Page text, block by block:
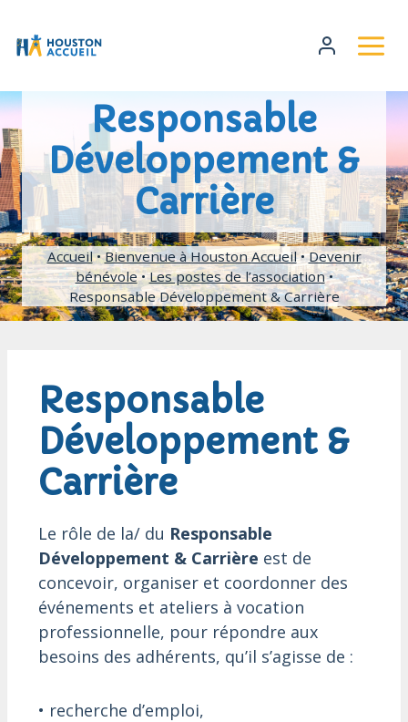
Responsable
Développement &
Carrière
Accueil•Bienvenue à Houston Accueil•Devenir
bénévole•Les postes de l’association•
Responsable Développement & Carrière
Responsable
Développement &
Carrière
Le rôle de la/ du Responsable
Développement & Carrière est de
concevoir, organiser et coordonner des
événements et ateliers à vocation
professionnelle, pour répondre aux
besoins des adhérents, qu’il s’agisse de :
• recherche d’emploi,